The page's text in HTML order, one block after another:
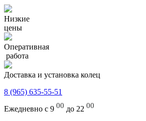
Низкие
цены
Оперативная
работа
Доставка и установка колец
8 (965) 635-55-51
Ежедневно с 9 00 до 22 00